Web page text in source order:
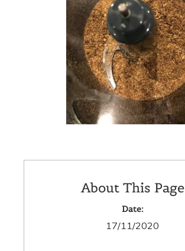
About This Page
Date:
17/11/2020